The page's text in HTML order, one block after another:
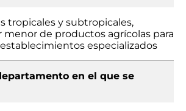
tropicales y subtropicales,
menor de productos agrícolas para
especializados
en el que se